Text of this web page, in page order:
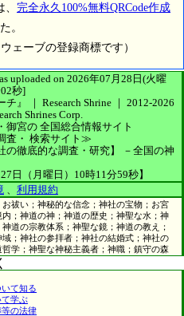
完全永久100%無料QRCode作成
。
ェーブの登録商標です）
uploaded on 2026年07月28日(火曜
秒]
チ』 ｜ Research Shrine ｜ 2012-2026
Shrines Corp.
御宮の 全国総合情報サイト
査・ 検索サイト≫
の徹底的な調査・研究】
－全国の神
日（月曜日）10時11分59秒】
利用規約
祓い；神秘的な信念；神社の宝物；お宮
；神道の神；神道の歴史；神聖な水；神
道の宗教体系；神聖な鏡；神道の教え；
；神社の参拝者；神社の結婚式；神社の
学；神聖な神秘主義者；神職；鎮守の森
て知る
て学ぶ
の法律